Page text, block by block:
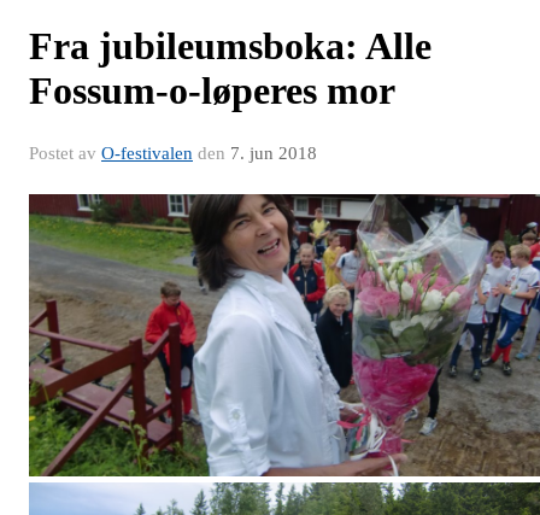
Fra jubileumsboka: Alle
Fossum-o-løperes mor
Postet av O-festivalen den 7. jun 2018